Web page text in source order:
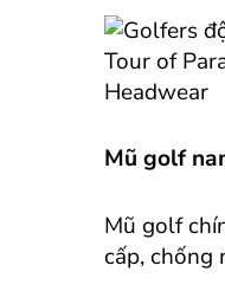
Mũ golf
Mũ golf
cấp, chống